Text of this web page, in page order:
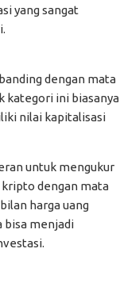
yang sangat
dengan mata
kategori ini biasanya
nilai kapitalisasi
untuk mengukur
dengan mata
harga uang
bisa menjadi